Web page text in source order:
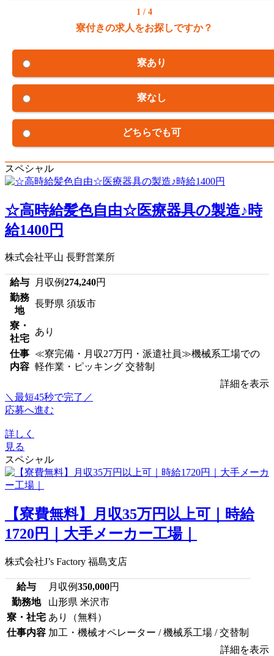
1 / 4
寮付きの求人をお探しですか？
寮あり
寮なし
どちらでも可
スペシャル
☆高時給髪色自由☆医療器具の製造♪時
給1400円
株式会社平山 長野営業所
給与 月収例274,240円
勤務
地
長野県 須坂市
寮・
社宅
あり
仕事
内容
≪寮完備・月収27万円・派遣社員≫機械系工場での
軽作業・ピッキング 交替制
詳細を表示
＼最短45秒で完了／
応募へ進む
詳しく
見る
スペシャル
【寮費無料】月収35万円以上可｜時給
1720円｜大手メーカー工場｜
株式会社J’s Factory 福島支店
給与 月収例350,000円
勤務地
山形県 米沢市
寮・社宅 あり（無料）
仕事内容 加工・機械オペレーター / 機械系工場 / 交替制
詳細を表示